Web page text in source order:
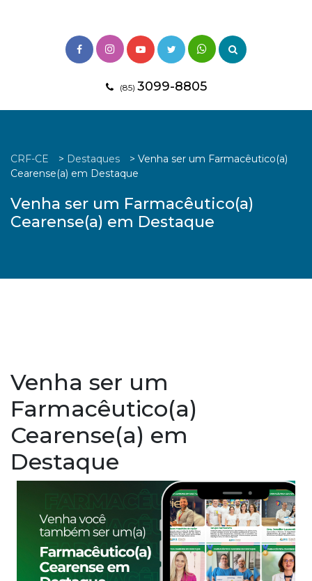
(85) 3099-8805
CRF-CE > Destaques > Venha ser um Farmacêutico(a)
Cearense(a) em Destaque
Venha ser um Farmacêutico(a)
Cearense(a) em Destaque
Venha ser um
Farmacêutico(a)
Cearense(a) em
Destaque